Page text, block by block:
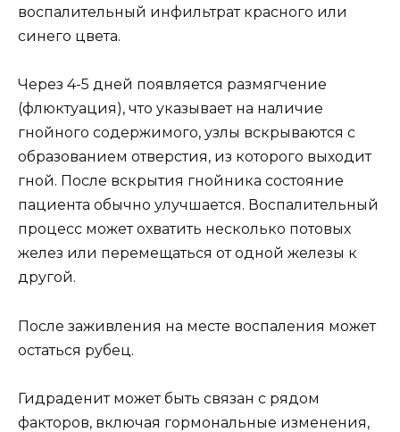
воспалительный инфильтрат красного или
синего цвета.
Через 4-5 дней появляется размягчение
(флюктуация), что указывает на наличие
гнойного содержимого, узлы вскрываются с
образованием отверстия, из которого выходит
гной. После вскрытия гнойника состояние
пациента обычно улучшается. Воспалительный
процесс может охватить несколько потовых
желез или перемещаться от одной железы к
другой.
После заживления на месте воспаления может
остаться рубец.
Гидраденит может быть связан с рядом
факторов, включая гормональные изменения,